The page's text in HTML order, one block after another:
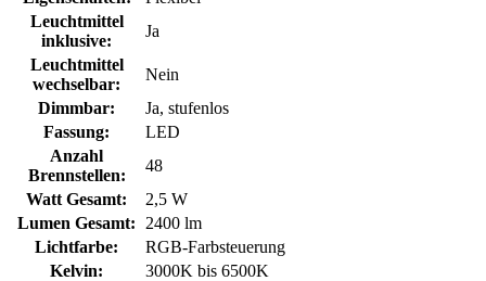
Leuchtmittel
inklusive:
Ja
Leuchtmittel
wechselbar:
Nein
Dimmbar:
Ja, stufenlos
Fassung:
LED
Anzahl
Brennstellen:
48
Watt Gesamt:
2,5 W
Lumen Gesamt:
2400 lm
Lichtfarbe:
RGB-Farbsteuerung
Kelvin:
3000K bis 6500K